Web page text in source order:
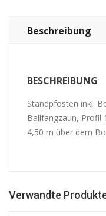
Beschreibung
BESCHREIBUNG
Standpfosten inkl.
Ballfangzaun, Profil
4,50 m über dem
Verwandte